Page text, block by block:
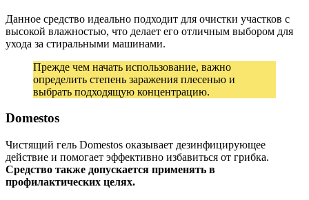
Данное средство идеально подходит для очистки участков с
высокой влажностью, что делает его отличным выбором для
ухода за стиральными машинами.
Прежде чем начать использование, важно
определить степень заражения плесенью и
выбрать подходящую концентрацию.
Domestos
Чистящий гель Domestos оказывает дезинфицирующее
действие и помогает эффективно избавиться от грибка.
Средство также допускается применять в
профилактических целях.